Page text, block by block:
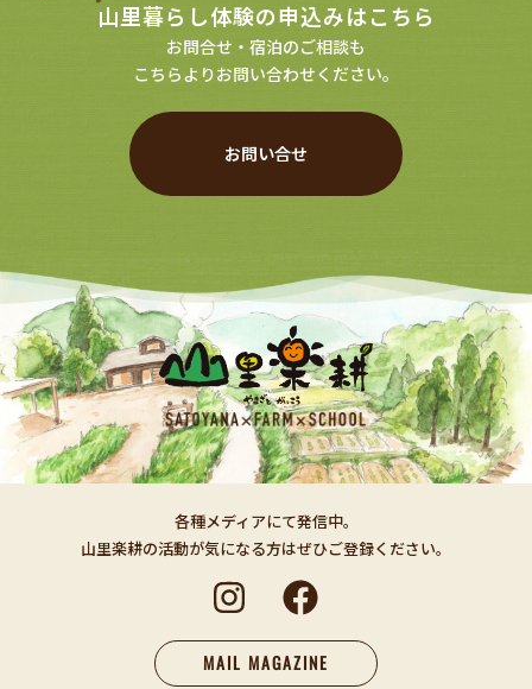
山里暮らし体験の申込みはこちら
お問合せ・宿泊のご相談も
こちらよりお問い合わせください。
お問い合せ
各種メディアにて発信中。
山里楽耕の活動が気になる方はぜひご登録ください。
MAIL MAGAZINE